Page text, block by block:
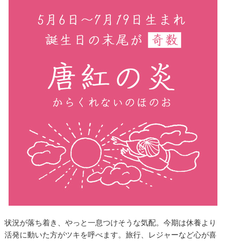
状況が落ち着き、やっと一息つけそうな気配。今期は休養より
活発に動いた方がツキを呼べます。旅行、レジャーなど心が喜